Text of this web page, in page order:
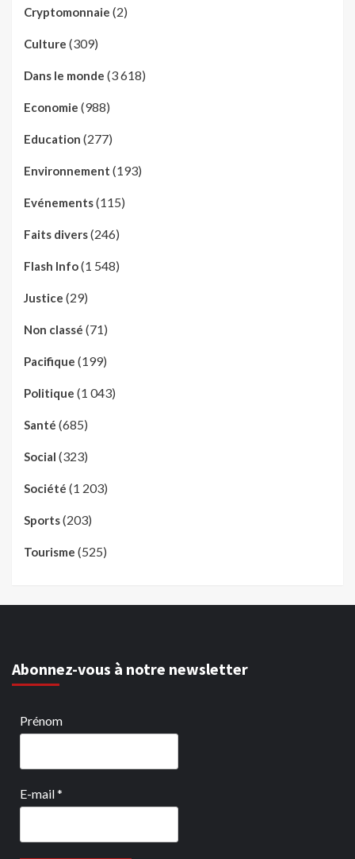
Cryptomonnaie (2)
Culture (309)
Dans le monde (3 618)
Economie (988)
Education (277)
Environnement (193)
Evénements(115)
Faits divers(246)
Flash Info(1 548)
Justice (29)
Non classé (71)
Pacifique (199)
Politique (1 043)
Santé (685)
Social (323)
Société (1 203)
Sports(203)
Tourisme (525)
Abonnez-vous à notre newsletter
Prénom
E-mail*